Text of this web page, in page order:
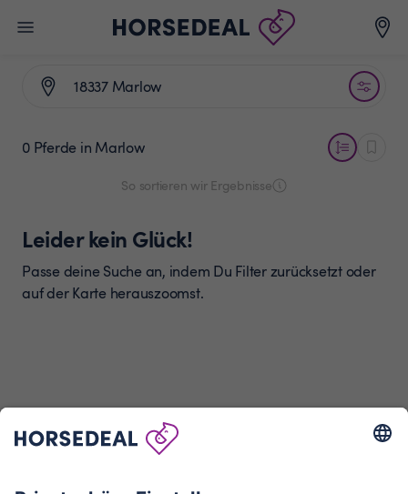
0 Pferde in Marlow
So sortieren wir Ergebnisse
Leider kein Glück!
Passe deine Suche an, indem Du Filter zurücksetzt oder
auf der Karte herauszoomst.